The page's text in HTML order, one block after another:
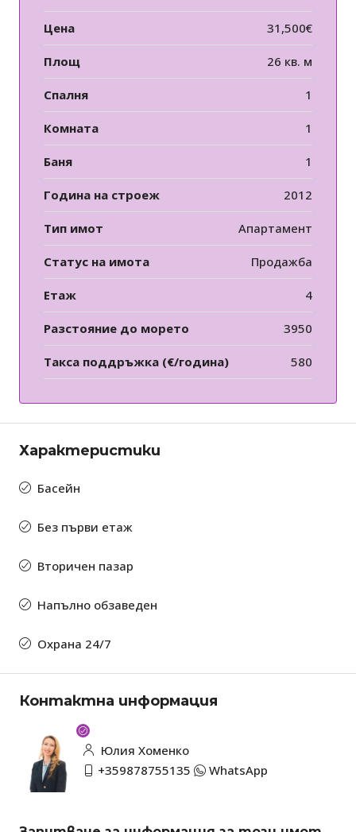
Цена 31,500€
Площ 26 кв. м
Спалня 1
Комната 1
Баня 1
Година на строеж 2012
Тип имот Апартамент
Статус на имота Продажба
Етаж 4
Разстояние до морето 3950
Такса поддръжка (€/година) 580
Характеристики
Басейн
Без първи етаж
Вторичен пазар
Напълно обзаведен
Охрана 24/7
Контактна информация
Юлия Хоменко
+359878755135
WhatsApp